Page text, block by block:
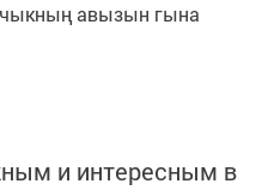
авызын гына
и интересным в